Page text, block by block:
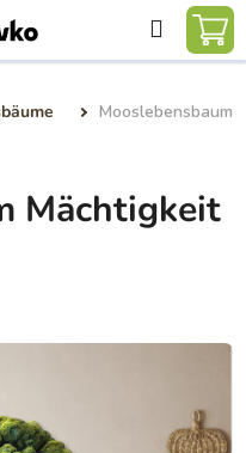
Suchen
Mooslebensbaum
Mächtigkeit